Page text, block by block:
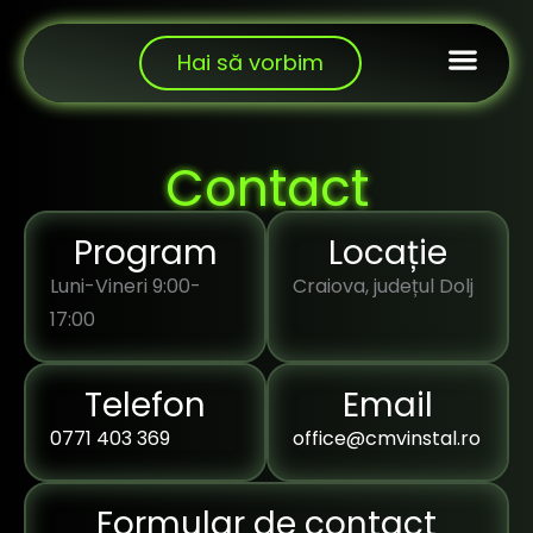
content
Hai să vorbim
Contact
Program
Luni-Vineri 9:00-
17:00
Locație
Craiova, județul Dolj
Telefon
0771 403 369
Email
office@cmvinstal.ro